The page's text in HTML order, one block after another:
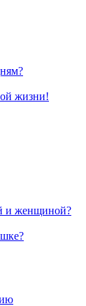
жизни!
и женщиной?